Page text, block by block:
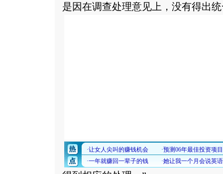
是因在调查处理意见上，没有得出